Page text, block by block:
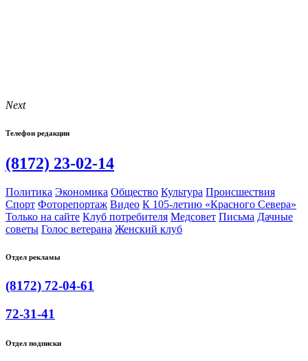
Next
Телефон редакции
(8172) 23-02-14
Политика Экономика Общество Культура Происшествия
Спорт Фоторепортаж Видео К 105-летию «Красного Севера»
Только на сайте Клуб потребителя Медсовет Письма Дачные
советы Голос ветерана Женский клуб
Отдел рекламы
(8172) 72-04-61
72-31-41
Отдел подписки